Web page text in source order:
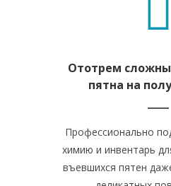
Ототрем
пятна на
Профессионально
химию и инвентарь
въевшихся пятен